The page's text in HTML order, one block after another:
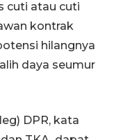
cuti atau cuti
kontrak
hilangnya
daya seumur
DPR, kata